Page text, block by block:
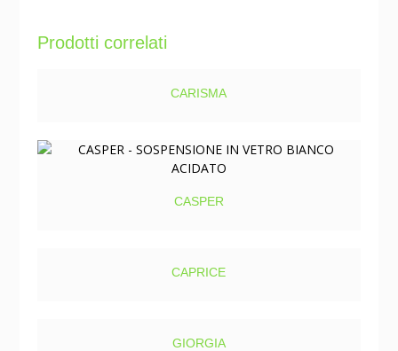
Prodotti correlati
CARISMA
CASPER
CAPRICE
GIORGIA